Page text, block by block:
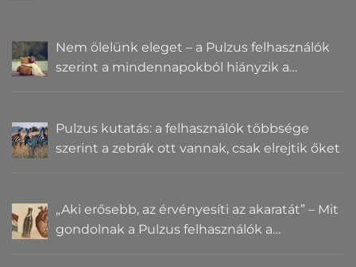
Nem ölelünk eleget – a Pulzus felhasználók
szerint a mindennapokból hiányzik a
Pulzus kutatás: a felhasználók többsége
szerint a zebrák ott vannak, csak elrejtik őket
„Aki erősebb, az érvényesíti az akaratát” – Mit
gondolnak a Pulzus felhasználók a